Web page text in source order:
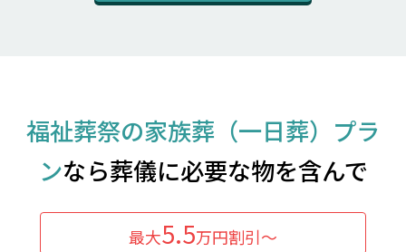
福祉葬祭の家族葬（一日葬）プラ
ンなら葬儀に必要な物を含んで
最大5.5万円割引〜